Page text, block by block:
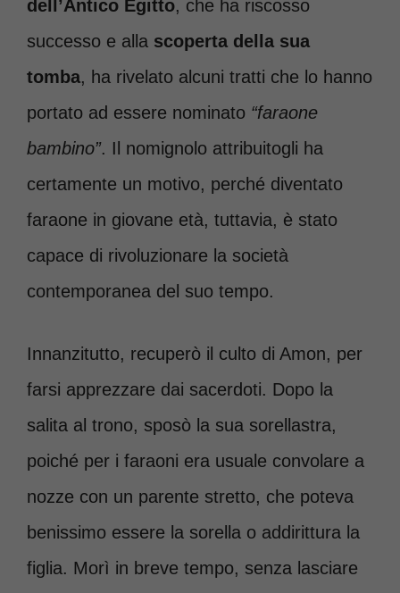
dell’Antico Egitto, che ha riscosso
successo e alla scoperta della sua
tomba, ha rivelato alcuni tratti che lo hanno
portato ad essere nominato “faraone
bambino”. Il nomignolo attribuitogli ha
certamente un motivo, perché diventato
faraone in giovane età, tuttavia, è stato
capace di rivoluzionare la società
contemporanea del suo tempo.
Innanzitutto, recuperò il culto di Amon, per
farsi apprezzare dai sacerdoti. Dopo la
salita al trono, sposò la sua sorellastra,
poiché per i faraoni era usuale convolare a
nozze con un parente stretto, che poteva
benissimo essere la sorella o addirittura la
figlia. Morì in breve tempo, senza lasciare